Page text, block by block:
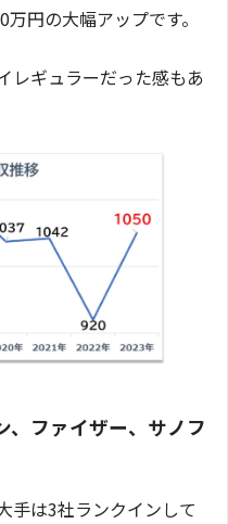
円の大幅アップです。
レギュラーだった感もあ
、ファイザー、サノフ
手は3社ランクインして